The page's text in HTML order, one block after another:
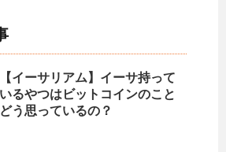
【イーサリアム】イーサ持って
いるやつはビットコインのこと
どう思っているの？